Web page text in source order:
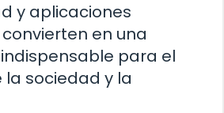
y aplicaciones
en una
para el
sociedad y la